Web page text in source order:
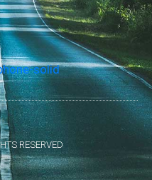
solid
RESERVED